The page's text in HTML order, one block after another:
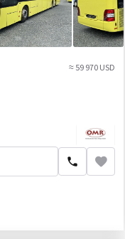
≈ 59 970 USD